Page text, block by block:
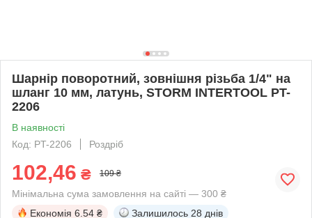
Шарнір поворотний, зовнішня різьба 1/4" на
шланг 10 мм, латунь, STORM INTERTOOL PT-
2206
В наявності
Код: PT-2206
Роздріб
102,46 ₴ 109 ₴
Мінімальна сума замовлення на сайті — 300 ₴
Економія 6.54 ₴ Залишилось 28 днів